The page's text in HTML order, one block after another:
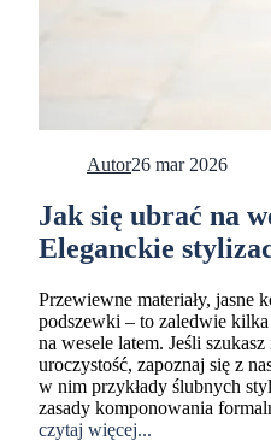
Autor26 mar 2026
Jak się ubrać na
Eleganckie
Przewiewne materiały, jasne
podszewki – to zaledwie
na wesele latem. Jeśli
uroczystość, zapoznaj się z
w nim przykłady ślubnych
zasady komponowania
czytaj więcej...